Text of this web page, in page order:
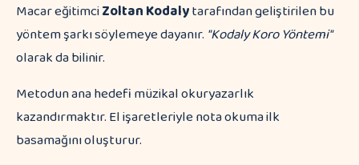
Macar eğitimciZoltan Kodalytarafından geliştirilen bu
yöntem şarkı söylemeye dayanır. "Kodaly Koro Yöntemi"
olarak da bilinir.
Metodun ana hedefi müzikal okuryazarlık
kazandırmaktır. El işaretleriyle nota okuma ilk
basamağını oluşturur.